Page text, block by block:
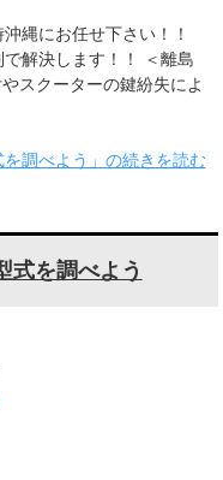
縄にお任せ下さい！！
解決します！！ ＜離島
スクーターの鍵紛失によ
を調べよう」の続きを読む
式を調べよう